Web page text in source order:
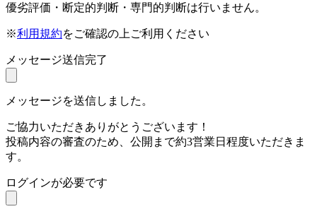
優劣評価・断定的判断・専門的判断は行いません。
※利用規約をご確認の上ご利用ください
メッセージ送信完了
メッセージを送信しました。
ご協力いただきありがとうございます！
投稿内容の審査のため、公開まで約3営業日程度いただきま
す。
ログインが必要です